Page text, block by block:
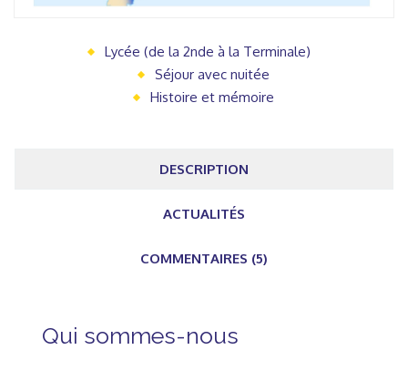
Lycée (de la 2nde à la Terminale)
Séjour avec nuitée
Histoire et mémoire
DESCRIPTION
ACTUALITÉS
COMMENTAIRES (5)
Qui sommes-nous